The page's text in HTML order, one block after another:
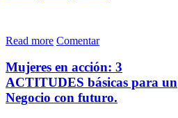
Read more Comentar
Mujeres en acción: 3
ACTITUDES básicas para un
Negocio con futuro.